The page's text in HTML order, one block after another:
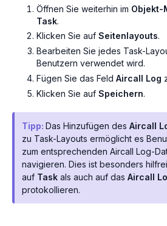
Öffnen Sie weiterhin im Objekt-
Task.
Klicken Sie auf Seitenlayouts.
Bearbeiten Sie jedes Task-
Benutzern verwendet wird.
Fügen Sie das Feld Aircall Log
Klicken Sie auf Speichern.
Tipp: Das Hinzufügen des Aircall
zu Task-Layouts ermöglicht es
zum entsprechenden Aircall Log-
navigieren. Dies ist besonders
auf Task als auch auf das Aircall
protokollieren.